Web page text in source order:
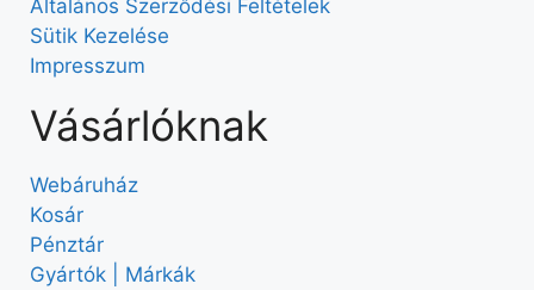
Általános Szerződési Feltételek
Sütik Kezelése
Impresszum
Vásárlóknak
Webáruház
Kosár
Pénztár
Gyártók | Márkák